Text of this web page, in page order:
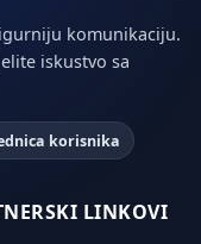
komunikaciju.
iskustvo sa
korisnika
LINKOVI